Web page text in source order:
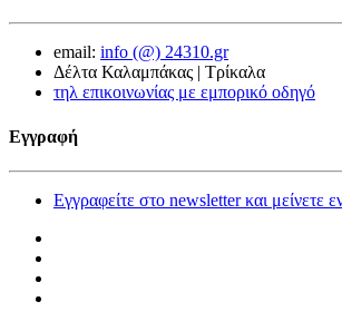
email: info (@) 24310.gr
Δέλτα Καλαμπάκας | Τρίκαλα
τηλ επικοινωνίας με εμπορικό οδηγό
Εγγραφή
Εγγραφείτε στο newsletter και μείνετε